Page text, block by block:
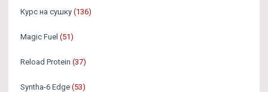
Курс на сушку (136)
Magic Fuel (51)
Reload Protein (37)
Syntha-6 Edge (53)